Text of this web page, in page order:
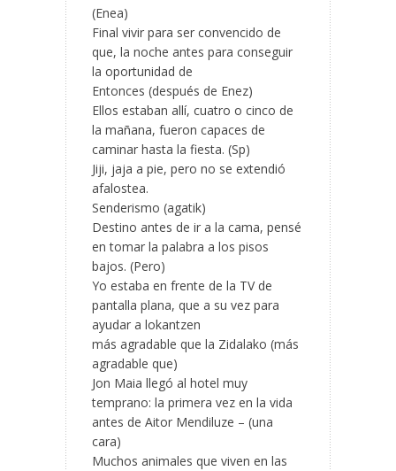
(Enea)
Final vivir para ser convencido de
que, la noche antes para conseguir
la oportunidad de
Entonces (después de Enez)
Ellos estaban allí, cuatro o cinco de
la mañana, fueron capaces de
caminar hasta la fiesta. (Sp)
Jiji, jaja a pie, pero no se extendió
afalostea.
Senderismo (agatik)
Destino antes de ir a la cama, pensé
en tomar la palabra a los pisos
bajos. (Pero)
Yo estaba en frente de la TV de
pantalla plana, que a su vez para
ayudar a lokantzen
más agradable que la Zidalako (más
agradable que)
Jon Maia llegó al hotel muy
temprano: la primera vez en la vida
antes de Aitor Mendiluze – (una
cara)
Muchos animales que viven en las